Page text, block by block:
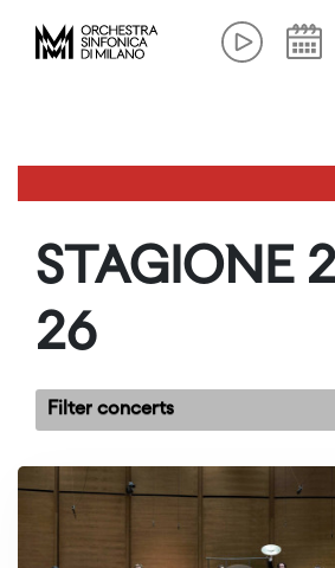
STAGIONE
26
Filter concerts